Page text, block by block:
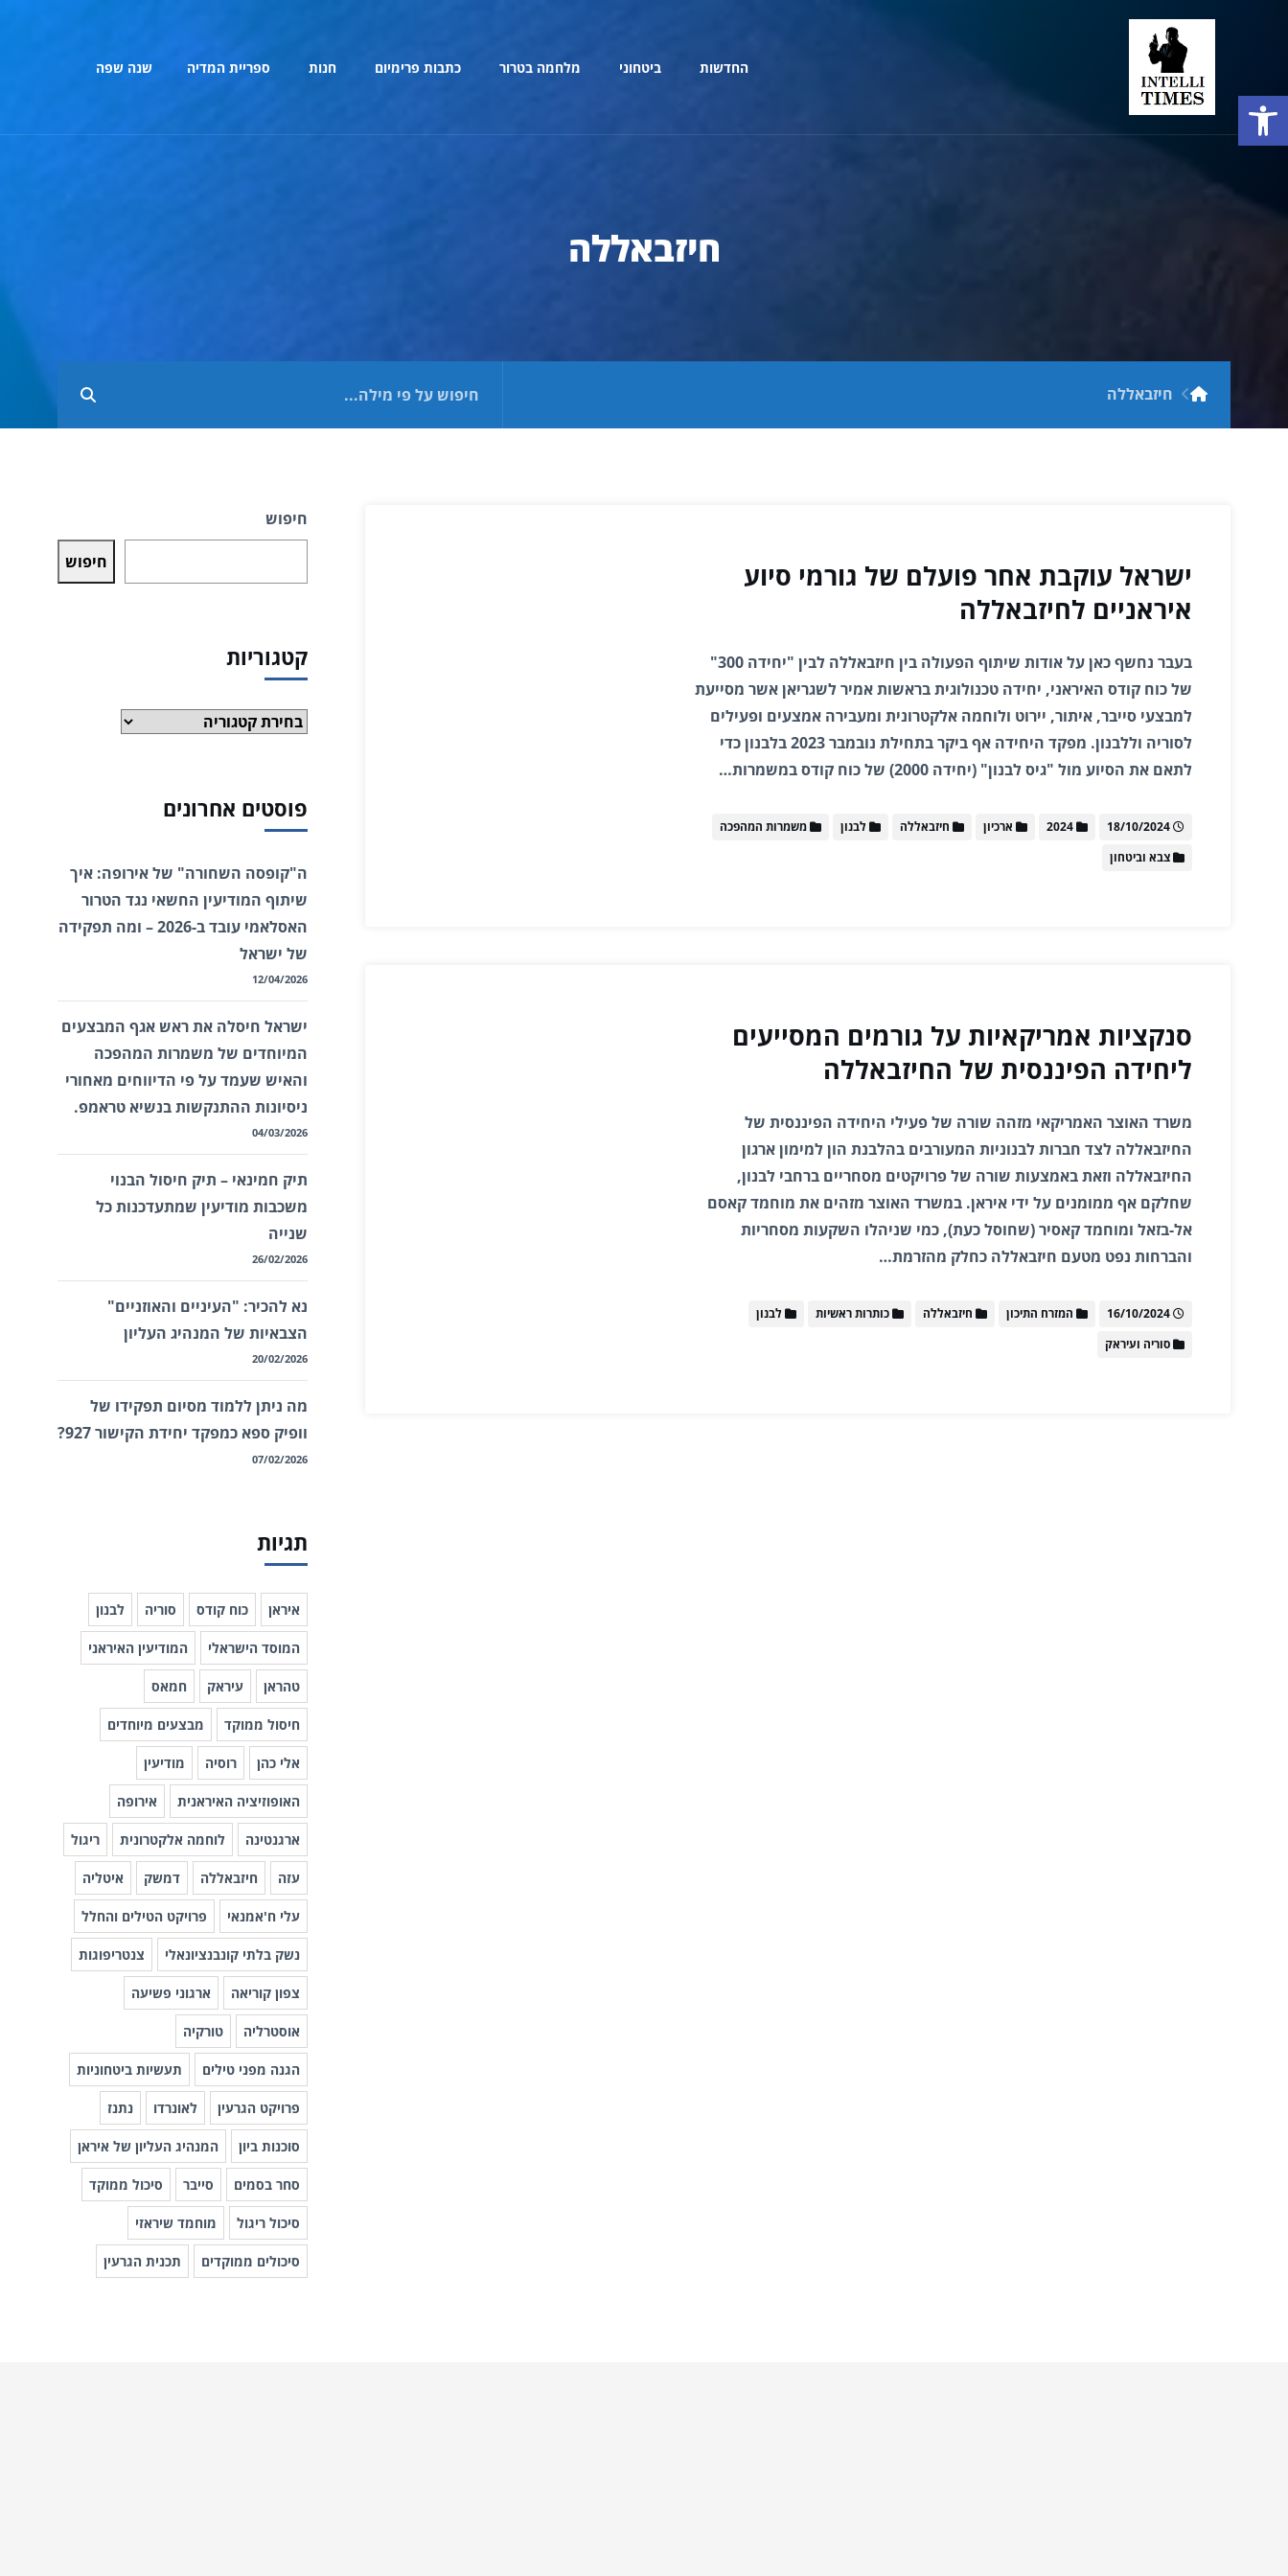
החדשות ביטחוני מלחמה בטרור כתבות פרימיום חנות ספריית המדיה שנה שפה
חיזבאללה
חיזבאללה
ישראל עוקבת אחר פועלם של גורמי סיוע
איראניים לחיזבאללה
בעבר נחשף כאן על אודות שיתוף הפעולה בין חיזבאללה לבין "יחידה 300"
של כוח קודס האיראני, יחידה טכנולוגית בראשות אמיר לשגריאן אשר מסייעת
למבצעי סייבר, איתור, יירוט ולוחמה אלקטרונית ומעבירה אמצעים ופעילים
לסוריה וללבנון. מפקד היחידה אף ביקר בתחילת נובמבר 2023 בלבנון כדי
לתאם את הסיוע מול "גיס לבנון" (יחידה 2000) של כוח קודס במשמרות…
18/10/2024
2024 ארכיון חיזבאללה לבנון
משמרות המהפכה
צבא וביטחון
סנקציות אמריקאיות על גורמים המסייעים
ליחידה הפיננסית של החיזבאללה
משרד האוצר האמריקאי מזהה שורה של פעילי היחידה הפיננסית של
החיזבאללה לצד חברות לבנוניות המעורבים בהלבנת הון למימון ארגון
החיזבאללה וזאת באמצעות שורה של פרויקטים מסחריים ברחבי לבנון,
שחלקם אף ממומנים על ידי איראן. במשרד האוצר מזהים את מוחמד קאסם
אל-בזאל ומוחמד קאסיר (שחוסל כעת), כמי שניהלו השקעות מסחריות
והברחות נפט מטעם חיזבאללה כחלק מהזרמת…
16/10/2024 המזרח התיכון חיזבאללה כותרות ראשיות
לבנון
סוריה ועיראק
חיפוש
חיפוש
קטגוריות
קטגוריות
פוסטים אחרונים
ה"קופסה השחורה" של אירופה: איך
שיתוף המודיעין החשאי נגד הטרור
האסלאמי עובד ב-2026 – ומה תפקידה
של ישראל
12/04/2026
ישראל חיסלה את ראש אגף המבצעים
המיוחדים של משמרות המהפכה
והאיש שעמד על פי הדיווחים מאחורי
ניסיונות ההתנקשות בנשיא טראמפ.
04/03/2026
תיק חמינאי – תיק חיסול הבנוי
משכבות מודיעין שמתעדכנות כל
שנייה
26/02/2026
נא להכיר: "העיניים והאוזניים"
הצבאיות של המנהיג העליון
20/02/2026
מה ניתן ללמוד מסיום תפקידו של
וופיק ספא כמפקד יחידת הקישור 927?
07/02/2026
תגיות
איראן כוח קודס סוריה לבנון
המוסד הישראלי המודיעין האיראני
טהראן עיראק חמאס
חיסול ממוקד מבצעים מיוחדים
אלי כהן רוסיה מודיעין
האופוזיציה האיראנית אירופה
ארגנטינה לוחמה אלקטרונית ריגול
עזה חיזבאללה דמשק איטליה
עלי ח'אמנאי פרויקט הטילים והחלל
נשק בלתי קונבנציונאלי צנטריפוגות
צפון קוריאה ארגוני פשיעה
אוסטרליה טורקיה
הגנה מפני טילים תעשיות ביטחוניות
פרויקט הגרעין לאונרדו נתנז
סוכנות ביון המנהיג העליון של איראן
סחר בסמים סייבר סיכול ממוקד
סיכול ריגול מוחמד שיראזי
סיכולים ממוקדים תכנית הגרעין
פתח סרגל נגישות